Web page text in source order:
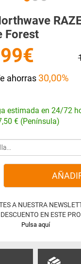
Forest
ahorras 30,00%
estimada en 24/72
€ (Península)
A NUESTRA
EN ESTE
Pulsa aquí